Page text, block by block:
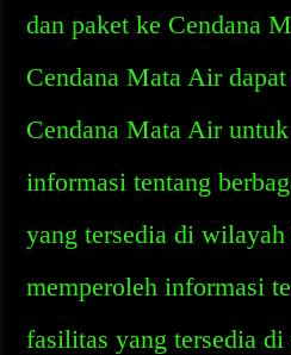
dan paket ke Cendana
Cendana Mata Air
Cendana Mata Air
informasi tentang
yang tersedia di wilayah
memperoleh informasi
fasilitas yang tersedia